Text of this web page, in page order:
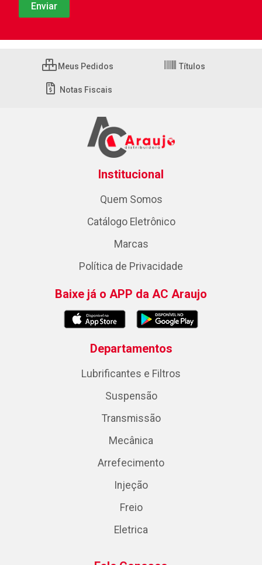
Meus Pedidos Títulos
Notas Fiscais
Institucional
Quem Somos
Catálogo Eletrônico
Marcas
Política de Privacidade
Baixe já o APP da AC Araujo
Departamentos
Lubrificantes e Filtros
Suspensão
Transmissão
Mecânica
Arrefecimento
Injeção
Freio
Eletrica